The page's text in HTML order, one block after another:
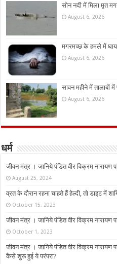
सोन नदी में मिला मृत
August 6, 2026
मगरमच्छ के हमले में
August 6, 2026
सावन महीने में तालाबों में
August 6, 2026
धर्म
जीवन मंत्र । जानिये पंडित वीर विक्रम
August 25, 2024
व्रत के दौरान रहना चाहते हैं हेल्दी, तो डाइट में
October 15, 2023
जीवन मंत्र । जानिये पंडित वीर विक्रम नारायण
October 1, 2023
जीवन मंत्र । जानिये पंडित वीर विक्रम
कैसे शुरू हुई ये परंपरा?